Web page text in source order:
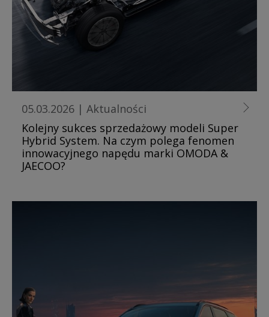
05.03.2026 | Aktualności
Kolejny sukces sprzedażowy modeli Super
Hybrid System. Na czym polega fenomen
innowacyjnego napędu marki OMODA &
JAECOO?